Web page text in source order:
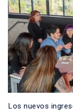
Los nuevos